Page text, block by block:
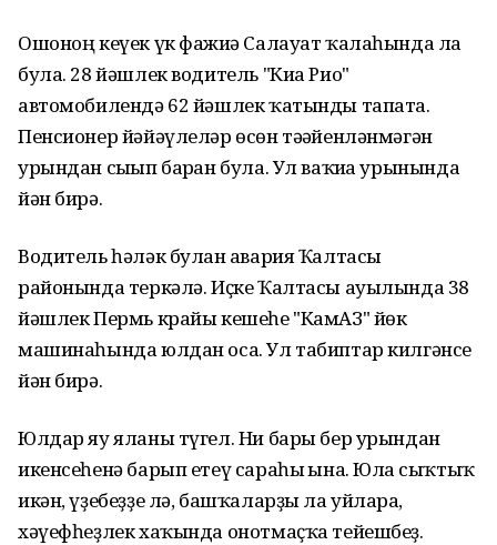
Ошоноң кеүек үк фажиғә Салауат ҡалаһында ла
була. 28 йәшлек водитель "Киа Рио"
автомобилендә 62 йәшлек ҡатынды тапата.
Пенсионер йәйәүлеләр өсөн тәғәйенләнмәгән
урындан сығып барған була. Ул ваҡиға урынында
йән бирә.
Водитель һәләк булған авария Ҡалтасы
районында теркәлә. Иҫке Ҡалтасы ауылында 38
йәшлек Пермь крайы кешеһе "КамАЗ" йөк
машинаһында юлдан оса. Ул табиптар килгәнсе
йән бирә.
Юлдар яу яланы түгел. Ни бары бер урындан
икенсеһенә барып етеү сараһы ғына. Юлға сыҡтыҡ
икән, үҙебеҙҙе лә, башҡаларҙы ла уйларға,
хәүефһеҙлек хаҡында онотмаҫҡа тейешбеҙ.